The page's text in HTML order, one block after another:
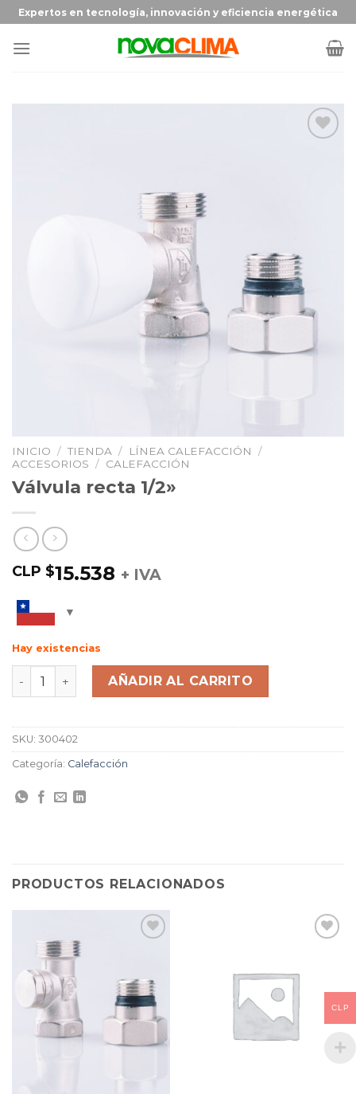
Expertos en tecnología, innovación y eficiencia energética
INICIO / TIENDA / LÍNEA CALEFACCIÓN
/
ACCESORIOS / CALEFACCIÓN
Válvula recta 1/2»
CLP $15.538 + IVA
Hay existencias
AÑADIR AL CARRITO
SKU: 300402
Categoría: Calefacción
PRODUCTOS RELACIONADOS
CLP